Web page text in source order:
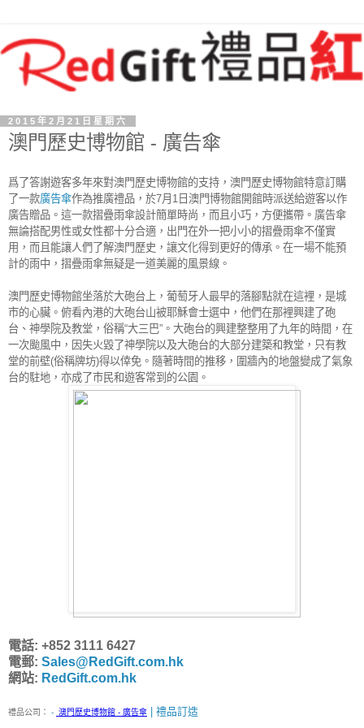
2015年2月21日星期六
澳門歷史博物館 - 廣告傘
爲了答謝遊客多年來對澳門歷史博物館的支持，澳門歷史博物館特意訂購
了一款廣告傘作為推廣禮品，於7月1日澳門博物館開館時派送給遊客以作
廣告贈品。這一款摺疊雨傘設計簡單時尚，而且小巧，方便攜帶。廣告傘
無論搭配男性或女性都十分合適，出門在外一把小小的摺疊雨傘不僅實
用，而且能讓人們了解澳門歷史，讓文化得到更好的傳承。在一場不能預
計的雨中，摺疊雨傘無疑是一道美麗的風景線。
澳門歷史博物館坐落於大砲台上，葡萄牙人最早的落腳點就在這裡，是城
市的心臟。俯看內港的大砲台山被耶穌會士選中，他們在那裡興建了砲
台、神學院及教堂，俗稱“大三巴”。大砲台的興建整整用了九年的時間，在
一次颱風中，因失火毀了神學院以及大砲台的大部分建築和教堂，只有教
堂的前壁(俗稱牌坊)得以倖免。隨著時間的推移，圍牆內的地盤變成了氣象
台的駐地，亦成了市民和遊客常到的公園。
電話: +852 3111 6427
電郵: Sales@RedGift.com.hk
網站: RedGift.com.hk
禮品公司： - 澳門歷史博物館 - 廣告傘 | 禮品訂造